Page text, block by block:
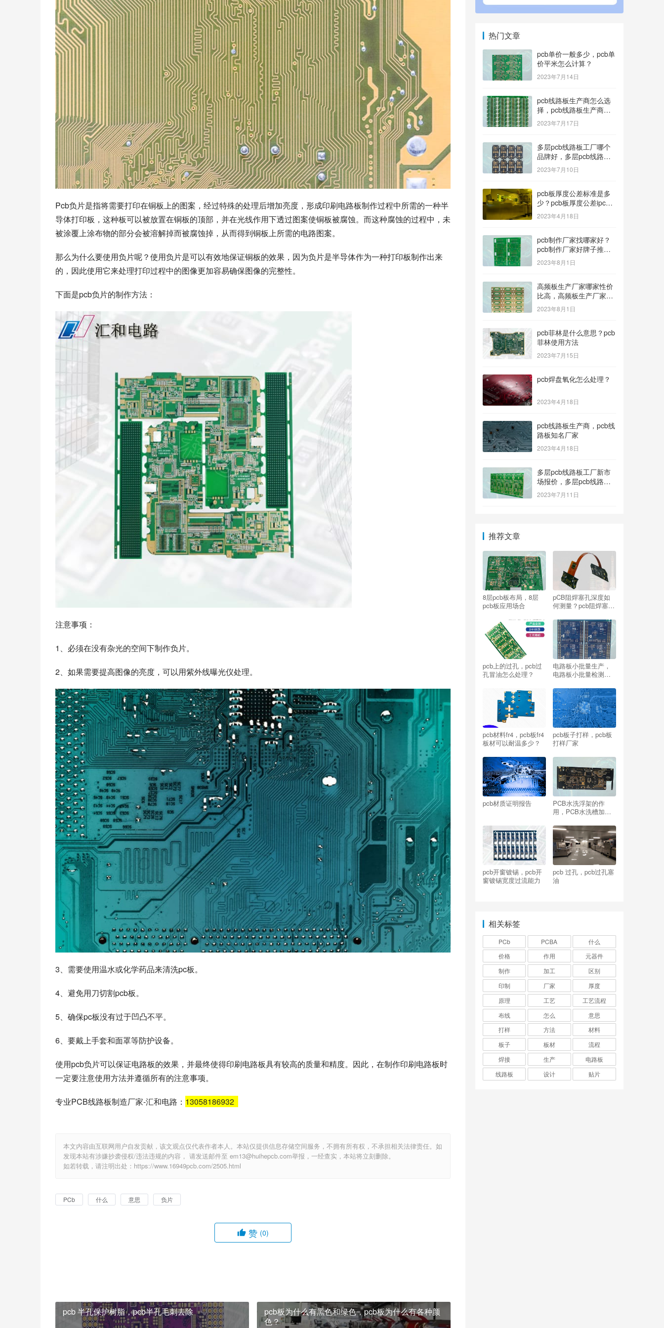
Pcb负片是指将需要打印在铜板上的图案，经过特殊的处理后增加亮度，形成印刷电路板制作过程中所需的一种半
导体打印板，这种板可以被放置在铜板的顶部，并在光线作用下透过图案使铜板被腐蚀。而这种腐蚀的过程中，未
被涂覆上涂布物的部分会被溶解掉而被腐蚀掉，从而得到铜板上所需的电路图案。
那么为什么要使用负片呢？使用负片是可以有效地保证铜板的效果，因为负片是半导体作为一种打印板制作出来
的，因此使用它来处理打印过程中的图像更加容易确保图像的完整性。
下面是pcb负片的制作方法：
注意事项：
1、必须在没有杂光的空间下制作负片。
2、如果需要提高图像的亮度，可以用紫外线曝光仪处理。
3、需要使用温水或化学药品来清洗pc板。
4、避免用刀切割pcb板。
5、确保pc板没有过于凹凸不平。
6、要戴上手套和面罩等防护设备。
使用pcb负片可以保证电路板的效果，并最终使得印刷电路板具有较高的质量和精度。因此，在制作印刷电路板时
一定要注意使用方法并遵循所有的注意事项。
专业PCB线路板制造厂家-汇和电路： 13058186932
本文内容由互联网用户自发贡献，该文观点仅代表作者本人。本站仅提供信息存储空间服务，不拥有所有权，不承担相关法律责任。如
发现本站有涉嫌抄袭侵权/违法违规的内容， 请发送邮件至 em13@huihepcb.com举报，一经查实，本站将立刻删除。
如若转载，请注明出处：https://www.16949pcb.com/2505.html
PCb 什么 意思 负片
赞 (0)
pcb 半孔保护树脂，pcb半孔毛刺去除
pcb板为什么有黑色和绿色，pcb板为什么有各种颜
色？
热门文章
pcb单价一般多少，pcb单
价平米怎么计算？
2023年7月14日
pcb线路板生产商怎么选
择，pcb线路板生产商找
哪家好？
2023年7月17日
多层pcb线路板工厂哪个
品牌好，多层pcb线路板
厂家哪家产品好？
2023年7月10日
pcb板厚度公差标准是多
少？pcb板厚度公差ipc标
准
2023年4月18日
pcb制作厂家找哪家好？
pcb制作厂家好牌子推
荐！
2023年8月1日
高频板生产厂家哪家性价
比高，高频板生产厂家哪
个公司的好？
2023年8月1日
pcb菲林是什么意思？pcb
菲林使用方法
2023年7月15日
pcb焊盘氧化怎么处理？
2023年4月18日
pcb线路板生产商，pcb线
路板知名厂家
2023年4月18日
多层pcb线路板工厂新市
场报价，多层pcb线路板
厂家新参考价格
2023年7月11日
推荐文章
8层pcb板布局，8层
pcb板应用场合
pCB阻焊塞孔深度如
何测量？pcb阻焊塞孔
pcb上的过孔，pcb过
孔冒油怎么处理？
电路板小批量生产，
电路板小批量检测方
pcb材料fr4，pcb板fr4
板材可以耐温多少？
pcb板子打样，pcb板
打样厂家
pcb材质证明报告
PCB水洗浮架的作
用，PCB水洗槽加浮
pcb开窗镀锡，pcb开
窗镀锡宽度过流能力
pcb 过孔，pcb过孔塞
油
相关标签
PCb PCBA
什么
价格
作用
元器件
制作
加工
区别
印制
厂家
厚度
原理
工艺
工艺流程
布线
怎么
意思
打样
方法
材料
板子
板材
流程
焊接
生产
电路板
线路板
设计 贴片